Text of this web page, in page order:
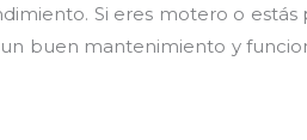
Si eres motero o estás
buen mantenimiento y